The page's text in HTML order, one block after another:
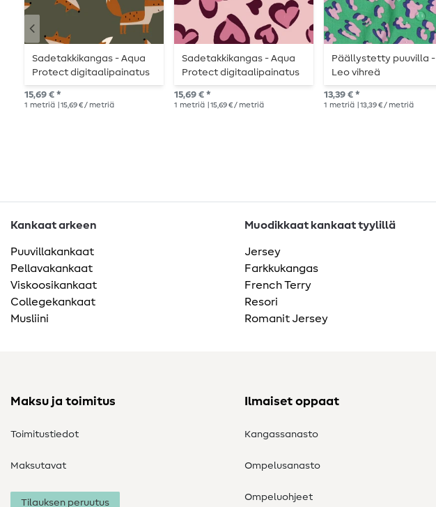
Sadetakkikangas - Aqua
Protect digitaalipainatus
ketut vihreä
15,69 € *
1 metriä | 15,69 € / metriä
Sadetakkikangas - Aqua
Protect digitaalipainatus
sydämet
vaaleanpunainen
15,69 € *
1 metriä | 15,69 € / metriä
Päällystetty puuvilla -
Leo vihreä
13,39 € *
1 metriä | 13,39 € / metriä
Kankaat arkeen
Puuvillakankaat
Pellavakankaat
Viskoosikankaat
Collegekankaat
Musliini
Muodikkaat kankaat tyylillä
Jersey
Farkkukangas
French Terry
Resori
Romanit Jersey
Maksu ja toimitus
Toimitustiedot
Maksutavat
Tilauksen peruutus
Ilmaiset oppaat
Kangassanasto
Ompelusanasto
Ompeluohjeet